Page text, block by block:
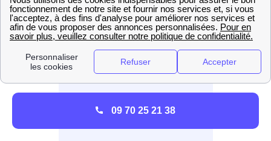
Connectez-vous au site
internet EDF.
📲 Par application
09 70 25 21 38